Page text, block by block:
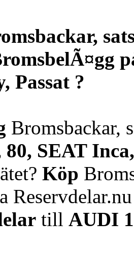
Passat ?
Bromsbackar,
SEAT
Köp
till AUDI